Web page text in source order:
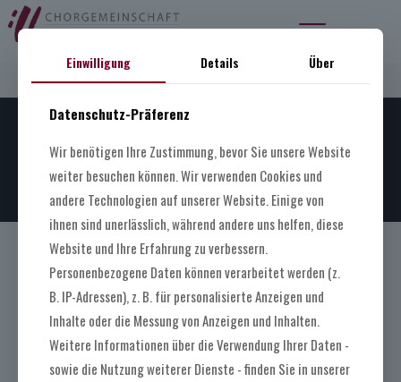
There are no posts on the list.
IMPRESSUM
DATENSCHUTZ
Einwilligung Details Über
Datenschutz-Präferenz
Wir benötigen Ihre Zustimmung, bevor Sie unsere Website
weiter besuchen können. Wir verwenden Cookies und
andere Technologien auf unserer Website. Einige von
ihnen sind unerlässlich, während andere uns helfen, diese
Website und Ihre Erfahrung zu verbessern.
Personenbezogene Daten können verarbeitet werden (z.
B. IP-Adressen), z. B. für personalisierte Anzeigen und
Inhalte oder die Messung von Anzeigen und Inhalten.
Weitere Informationen über die Verwendung Ihrer Daten -
sowie die Nutzung weiterer Dienste - finden Sie in unserer